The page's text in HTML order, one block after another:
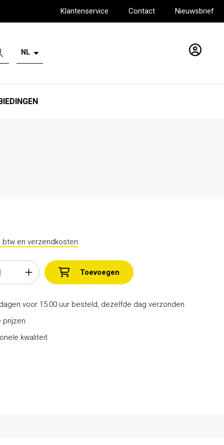
Klantenservice Contact Nieuwsbrief
NL
btw en verzendkosten
Toevoegen
voor 15:00 uur besteld, dezelfde dag verzonden
prijzen
kwaliteit